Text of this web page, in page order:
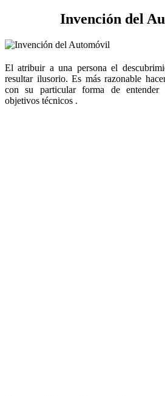
Invención del
El atribuir a una persona el
resultar ilusorio. Es más razonable
con su particular forma de entender
objetivos técnicos .